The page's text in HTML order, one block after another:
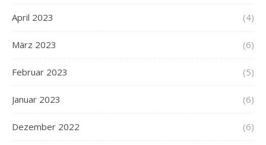
April 2023 (4)
März 2023 (6)
Februar 2023 (5)
Januar 2023 (6)
Dezember 2022 (6)